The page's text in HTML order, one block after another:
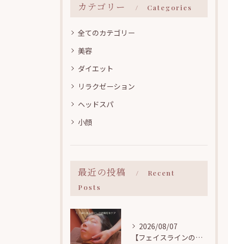
カテゴリー Categories
全てのカテゴリー
美容
ダイエット
リラクゼーション
ヘッドスパ
小顔
最近の投稿
Recent
Posts
2026/08/07
【フェイスラインのお悩み解決】小顔矯正で気になる顎まわりの「たるみ・むくみ」をすっきりリフトアップ！